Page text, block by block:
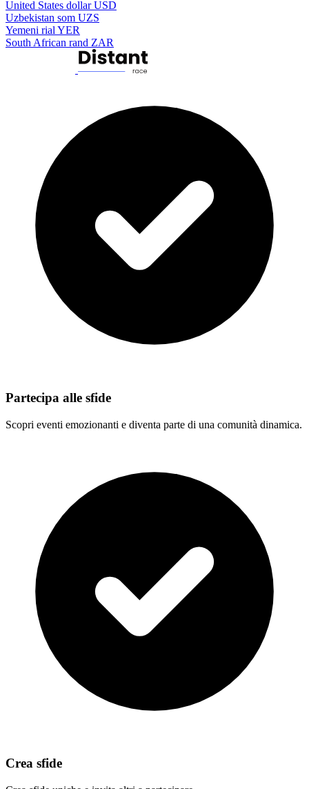
United States dollar USD
Uzbekistan som UZS
Yemeni rial YER
South African rand ZAR
Partecipa alle sfide
Scopri eventi emozionanti e diventa parte di una comunità dinamica.
Crea sfide